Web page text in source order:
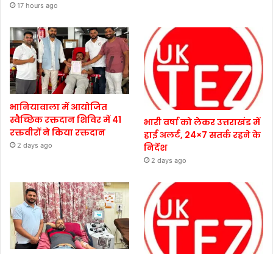
17 hours ago
भानियावाला में आयोजित
स्वैच्छिक रक्तदान शिविर में 41
रक्तवीरों ने किया रक्तदान
2 days ago
भारी वर्षा को लेकर उत्तराखंड में
हाई अलर्ट, 24×7 सतर्क रहने के
निर्देश
2 days ago